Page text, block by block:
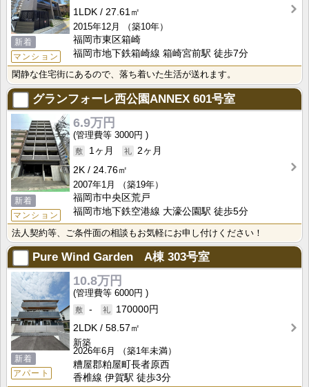
新着
マンション
1LDK
27.61㎡
2015年12月
（築10年）
福岡市東区箱崎
福岡市地下鉄箱崎線 箱崎宮前駅 徒歩7分
閑静な住宅街にあるので、落ち着いた生活が送れます。
グランフォーレ西公園ANNEX 601号室
新着
マンション
6.9万円
3000円
1ヶ月
2ヶ月
2K
24.76㎡
2007年1月
（築19年）
福岡市中央区荒戸
福岡市地下鉄空港線 大濠公園駅 徒歩5分
法人契約等、ご条件面の相談もお気軽にお申し付けください！
Pure Wind Garden A棟303号室
新着
アパート
10.8万円
6000円
-
170000円
2LDK
58.57㎡
新築
2026年6月
（築1年未満）
糟屋郡粕屋町長者原西
香椎線 伊賀駅 徒歩3分